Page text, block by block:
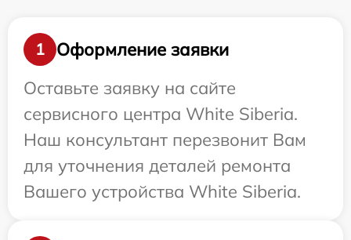
1
Оформление заявки
Оставьте заявку на сайте
сервисного центра White Siberia.
Наш консультант перезвонит Вам
для уточнения деталей ремонта
Вашего устройства White Siberia.